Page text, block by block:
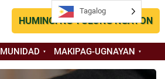
HUMINGI NG TULONG NGAYON
MAKIPAG-UGNAYAN
Tagalog